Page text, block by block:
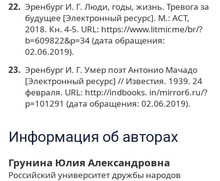
Эренбург И. Г. Люди, годы, жизнь. Тревога за
будущее [Электронный ресурс]. М.: АСТ,
2018. Кн. 4-5. URL: https://www.litmir.me/br/?
b=609822&p=34 (дата обращения:
02.06.2019).
Эренбург И. Г. Умер поэт Антонио Мачадо
[Электронный ресурс] // Известия. 1939. 24
февраля. URL: http://indbooks. in/mirror6.ru/?
p=101291 (дата обращения: 02.06.2019).
Информация об авторах
Грунина Юлия Александровна
Российский университет дружбы народов